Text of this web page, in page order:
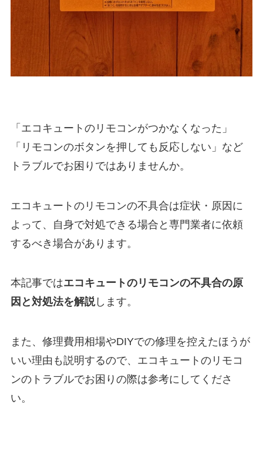
「エコキュートのリモコンがつかなくなった」
「リモコンのボタンを押しても反応しない」など
トラブルでお困りではありませんか。
エコキュートのリモコンの不具合は症状・原因に
よって、自身で対処できる場合と専門業者に依頼
するべき場合があります。
本記事ではエコキュートのリモコンの不具合の原
因と対処法を解説します。
また、修理費用相場やDIYでの修理を控えたほうが
いい理由も説明するので、エコキュートのリモコ
ンのトラブルでお困りの際は参考にしてくださ
い。